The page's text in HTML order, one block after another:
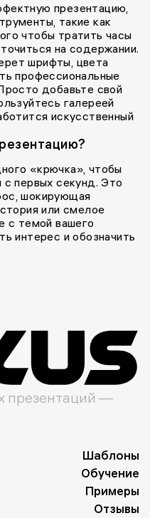
презентацию,
такие как
чтобы тратить часы
на содержании.
шрифты, цвета
профессиональные
добавьте свой
галереей
искусственный
«крючка», чтобы
с первых секунд. Это
шокирующая
или смелое
с темой вашего
интерес и обозначить
презентаций —
Шаблоны
Обучение
Примеры
Отзывы